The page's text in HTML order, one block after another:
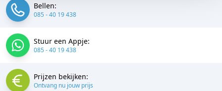
Bellen:
085 - 40 19 438
Stuur een Appje:
085 - 40 19 438
Prijzen bekijken:
Ontvang nu jouw prijs